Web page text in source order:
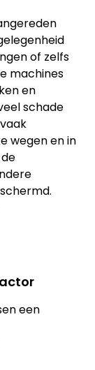
of zelfs
machines
en
schade
wegen en in
een